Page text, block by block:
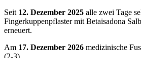
Seit 12. Dezember 2025 alle zwei Tage
Fingerkuppenpflaster mit Betaisadona
erneuert.
Am 17. Dezember 2026 medizinische
(2-3).